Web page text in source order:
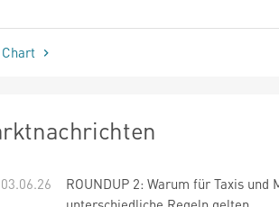
03.06.26
ROUNDUP 2: Warum für Taxis und